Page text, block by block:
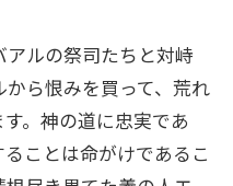
ルの祭司たちと対峙
ら恨みを買って、荒れ
。神の道に忠実であ
ことは命がけであるこ